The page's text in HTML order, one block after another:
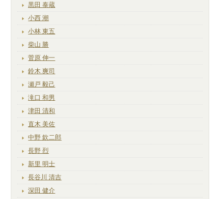
黒田 泰蔵
小西 潮
小林 東五
柴山 勝
菅原 伸一
鈴木 爽司
瀬戸 毅己
滝口 和男
津田 清和
直木 美佐
中野 欽二郎
長野 烈
新里 明士
長谷川 清吉
深田 健介